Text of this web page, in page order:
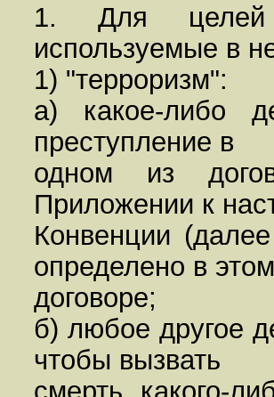
1. Для целей
используемые в
1) "терроризм":
а) какое-либо
преступление в
одном из
Приложении к
Конвенции
определено в этом
договоре;
б) любое другое
чтобы вызвать
смерть какого-